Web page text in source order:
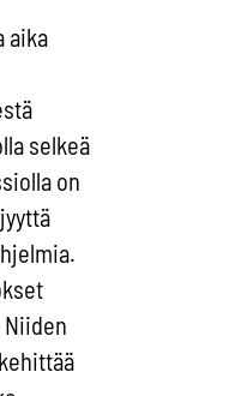
aika
selkeä
on